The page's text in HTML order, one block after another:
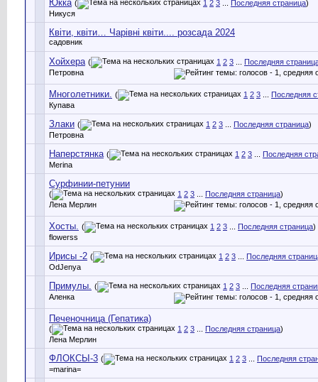
Юкка ( 1 2 3 Последняя страница)
Никуся
Квіти, квіти… Чарівні квіти.... розсада 2024
садовник
Хойхера ( 1 2 3
Последняя
Петровна
Mноголетники. ( 1 2 3
Последняя
Купава
Злаки ( 1 2 3 Последняя страница)
Петровна
Наперстянка ( 1 2 3
Последняя
Merina
Сурфинии-петунии
( 1 2 3 Последняя страница)
Лена Мерлин
Хосты. ( 1 2 3 Последняя страница)
flowerss
Ирисы -2 ( 1 2 3
Последняя
OdJenya
Примулы. ( 1 2 3
Последняя
Аленка
Печеночница (Гепатика)
( 1 2 3 Последняя страница)
Лена Мерлин
ФЛОКСЫ-3 ( 1 2 3
Последняя
=marina=